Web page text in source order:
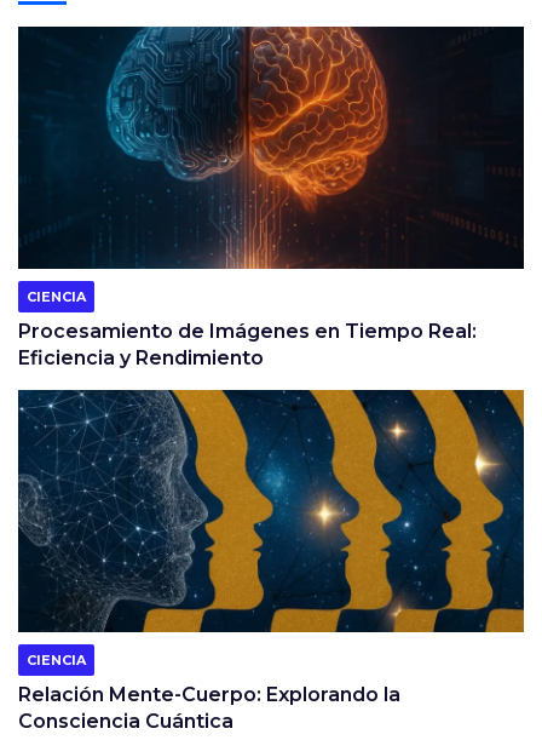
CIENCIA
Procesamiento de Imágenes en Tiempo Real:
Eficiencia y Rendimiento
CIENCIA
Relación Mente-Cuerpo: Explorando la
Consciencia Cuántica